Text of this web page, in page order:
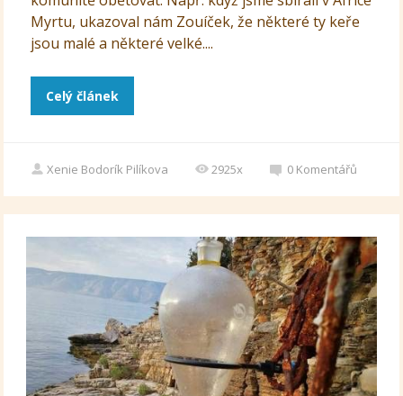
Myrtu, ukazoval nám Zouíček, že některé ty keře
jsou malé a některé velké....
Celý článek
Xenie Bodorík Pilíkova 2925x 0 Komentářů